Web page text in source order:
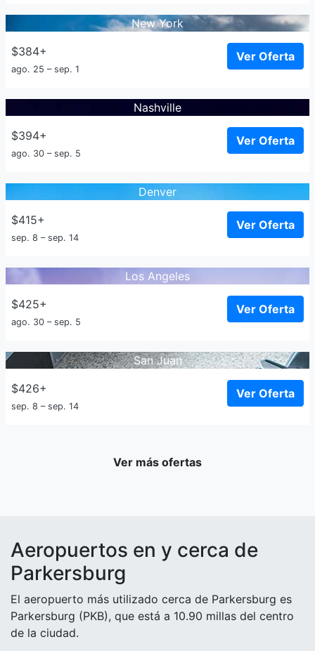
New York
$384+
ago. 25 – sep. 1
Ver Oferta
Nashville
$394+
ago. 30 – sep. 5
Ver Oferta
Denver
$415+
sep. 8 – sep. 14
Ver Oferta
Los Angeles
$425+
ago. 30 – sep. 5
Ver Oferta
San Juan
$426+
sep. 8 – sep. 14
Ver Oferta
Ver más ofertas
Aeropuertos en y cerca de
Parkersburg
El aeropuerto más utilizado cerca de Parkersburg es
Parkersburg (PKB), que está a 10.90 millas del centro
de la ciudad.